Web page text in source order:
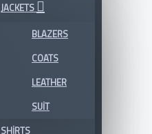
JACKETS
BLAZERS
COATS
LEATHER
SUIT
SHIRTS